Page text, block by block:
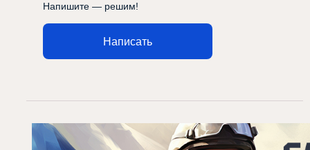
Напишите — решим!
Написать